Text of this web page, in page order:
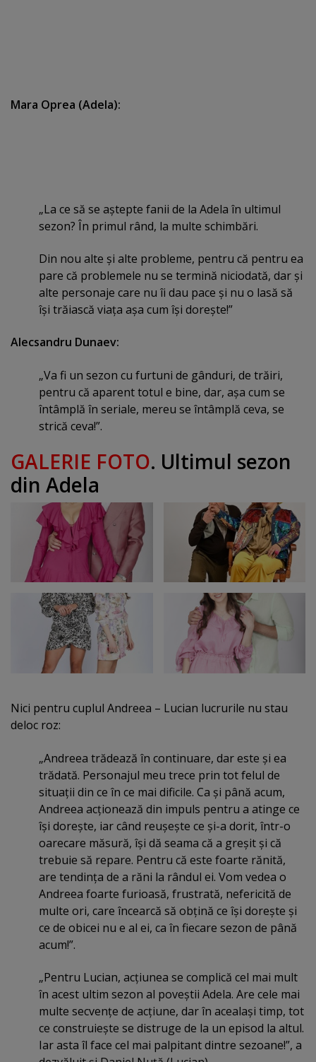
Mara Oprea (Adela):
„La ce să se aştepte fanii de la Adela în ultimul
sezon? În primul rând, la multe schimbări.
Din nou alte şi alte probleme, pentru că pentru ea
pare că problemele nu se termină niciodată, dar şi
alte personaje care nu îi dau pace şi nu o lasă să
îşi trăiască viaţa aşa cum îşi doreşte!”
Alecsandru Dunaev:
„Va fi un sezon cu furtuni de gânduri, de trăiri,
pentru că aparent totul e bine, dar, aşa cum se
întâmplă în seriale, mereu se întâmplă ceva, se
strică ceva!”.
GALERIE FOTO. Ultimul sezon
din Adela
Nici pentru cuplul Andreea – Lucian lucrurile nu stau
deloc roz:
„Andreea trădează în continuare, dar este şi ea
trădată. Personajul meu trece prin tot felul de
situaţii din ce în ce mai dificile. Ca şi până acum,
Andreea acţionează din impuls pentru a atinge ce
îşi doreşte, iar când reuşeşte ce şi-a dorit, într-o
oarecare măsură, îşi dă seama că a greşit şi că
trebuie să repare. Pentru că este foarte rănită,
are tendinţa de a răni la rândul ei. Vom vedea o
Andreea foarte furioasă, frustrată, nefericită de
multe ori, care încearcă să obţină ce îşi doreşte şi
ce de obicei nu e al ei, ca în fiecare sezon de până
acum!”.
„Pentru Lucian, acţiunea se complică cel mai mult
în acest ultim sezon al poveştii Adela. Are cele mai
multe secvenţe de acţiune, dar în acealaşi timp, tot
ce construieşte se distruge de la un episod la altul.
Iar asta îl face cel mai palpitant dintre sezoane!”, a